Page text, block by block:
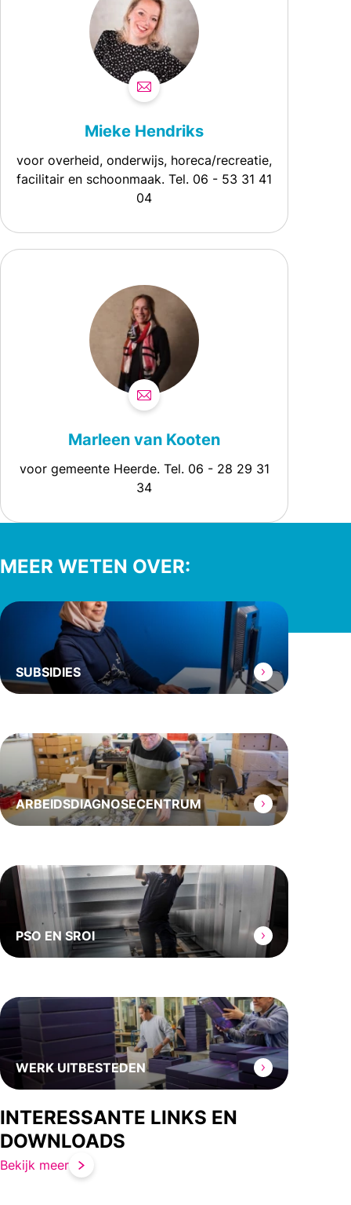
Mieke Hendriks
voor overheid, onderwijs, horeca/recreatie,
facilitair en schoonmaak. Tel. 06 - 53 31 41
04
Marleen van Kooten
voor gemeente Heerde. Tel. 06 - 28 29 31
34
MEER WETEN OVER:
SUBSIDIES
ARBEIDSDIAGNOSE­CENTRUM
PSO EN SROI
WERK UITBESTEDEN
INTERESSANTE LINKS EN
DOWNLOADS
Bekijk meer